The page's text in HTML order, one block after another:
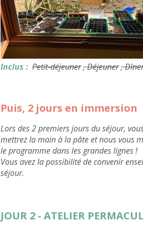
Inclus : Petit-déjeuner, Déjeuner,
Puis, 2 jours en immersion
Lors des 2 premiers jours du séjour,
mettrez la main à la pâte et nous vous
le programme dans les grandes lignes !
Vous avez la possibilité de convenir
séjour.
JOUR 2 - ATELIER